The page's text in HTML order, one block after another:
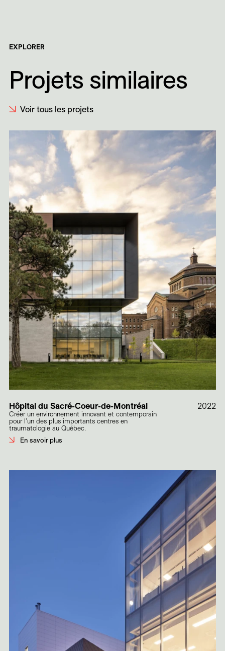
EXPLORER
Projets similaires
Voir tous les projets
Hôpital du Sacré-Coeur-de-Montréal
Créer un environnement innovant et contemporain
pour l'un des plus importants centres en
traumatologie au Québec.
En savoir plus
2022